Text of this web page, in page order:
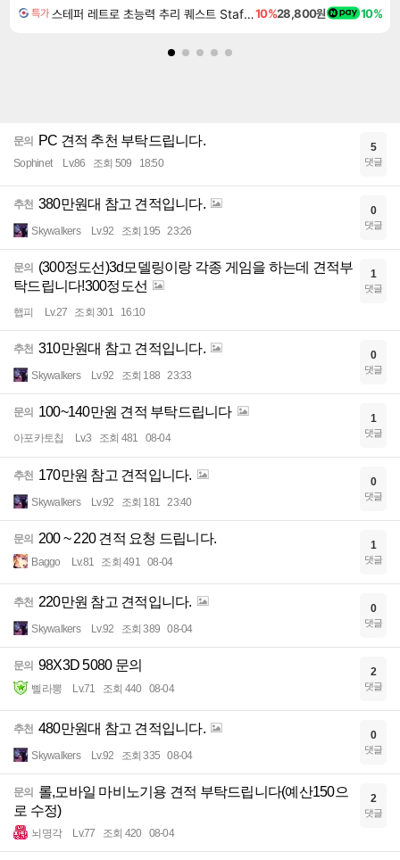
특가 스테퍼 레트로 초능력 추리 퀘스트 Staffer Retro A Supernatural Mystery Quest10%28,800원 10%
문의 PC 견적 추천 부탁드립니다.
Sophinet Lv.86 조회 509 18:50
5
댓글
추천 380만원대 참고 견적입니다.
Skywalkers Lv.92 조회 195 23:26
0
댓글
문의 (300정도선)3d모델링이랑 각종 게임을 하는데 견적부
탁드립니다!300정도선
햅피 Lv.27 조회 301 16:10
1
댓글
추천 310만원대 참고 견적입니다.
Skywalkers Lv.92 조회 188 23:33
0
댓글
문의 100~140만원 견적 부탁드립니다
아포카토칩 Lv.3 조회 481 08-04
1
댓글
추천 170만원 참고 견적입니다.
Skywalkers Lv.92 조회 181 23:40
0
댓글
문의 200 ~ 220 견적 요청 드립니다.
Baggo Lv.81 조회 491 08-04
1
댓글
추천 220만원 참고 견적입니다.
Skywalkers Lv.92 조회 389 08-04
0
댓글
문의 98X3D 5080 문의
삘라뽕 Lv.71 조회 440 08-04
2
댓글
추천 480만원대 참고 견적입니다.
Skywalkers Lv.92 조회 335 08-04
0
댓글
문의 롤,모바일 마비노기용 견적 부탁드립니다(예산150으
로 수정)
뇌명각 Lv.77 조회 420 08-04
2
댓글